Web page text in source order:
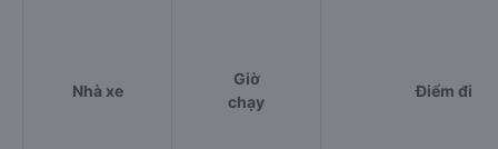
Nhà xe
Giờ
chạy
Điểm đi